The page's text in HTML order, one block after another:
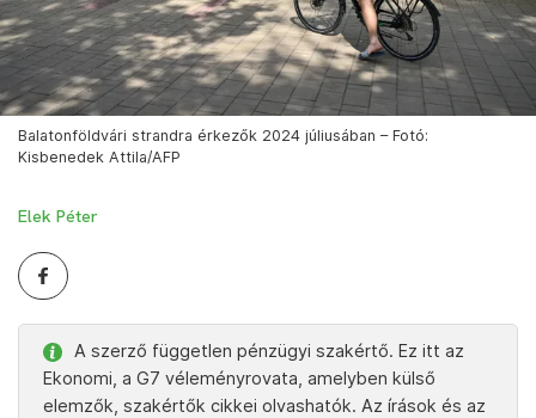
Balatonföldvári strandra érkezők 2024 júliusában – Fotó:
Kisbenedek Attila/AFP
Elek Péter
A szerző független pénzügyi szakértő. Ez itt az
Ekonomi, a G7 véleményrovata, amelyben külső
elemzők, szakértők cikkei olvashatók. Az írások és az